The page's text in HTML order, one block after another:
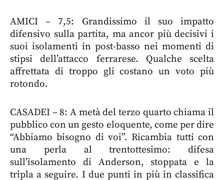
AMICI – 7,5: Grandissimo il suo impatto
difensivo sulla partita, ma ancor più decisivi i
suoi isolamenti in post-basso nei momenti di
stipsi dell’attacco ferrarese. Qualche scelta
affrettata di troppo gli costano un voto più
rotondo.
CASADEI – 8: A metà del terzo quarto chiama il
pubblico con un gesto eloquente, come per dire
“Abbiamo bisogno di voi”. Ricambia tutti con
una perla al trentottesimo: difesa
sull’isolamento di Anderson, stoppata e la
tripla a seguire. I due punti in più in classifica